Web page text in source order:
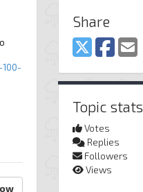
Share
Topic stats
Votes
Replies
Followers
Views